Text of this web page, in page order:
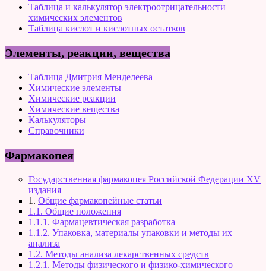
Таблица и калькулятор электроотрицательности
химических элементов
Таблица кислот и кислотных остатков
Элементы, реакции, вещества
Таблица Дмитрия Менделеева
Химические элементы
Химические реакции
Химические вещества
Калькуляторы
Справочники
Фармакопея
Государственная фармакопея Российской Федерации XV
издания
1. Общие фармакопейные статьи
1.1. Общие положения
1.1.1. Фармацевтическая разработка
1.1.2. Упаковка, материалы упаковки и методы их
анализа
1.2. Методы анализа лекарственных средств
1.2.1. Методы физического и физико-химического